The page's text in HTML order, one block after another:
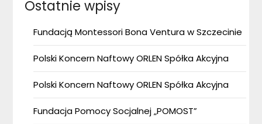
Ostatnie wpisy
Fundacją Montessori Bona Ventura w Szczecinie
Polski Koncern Naftowy ORLEN Spółka Akcyjna
Polski Koncern Naftowy ORLEN Spółka Akcyjna
Fundacja Pomocy Socjalnej „POMOST”